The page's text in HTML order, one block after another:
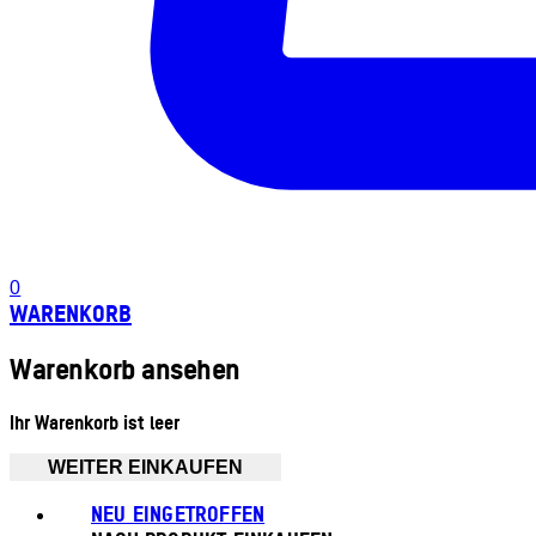
0
WARENKORB
Warenkorb ansehen
Ihr Warenkorb ist leer
WEITER EINKAUFEN
NEU EINGETROFFEN